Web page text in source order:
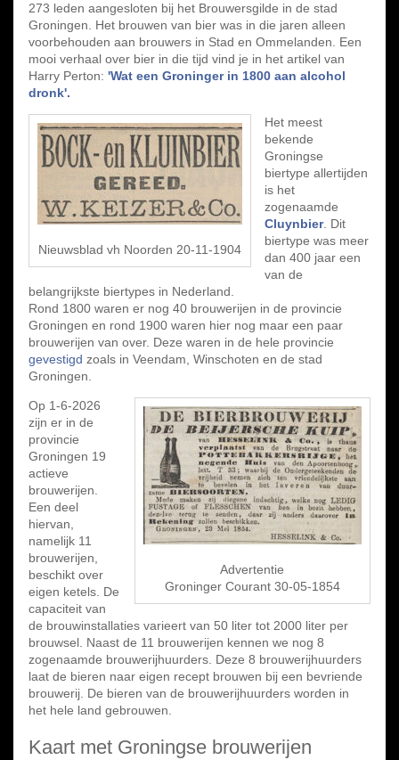
273 leden aangesloten bij het Brouwersgilde in de stad
Groningen. Het brouwen van bier was in die jaren alleen
voorbehouden aan brouwers in Stad en Ommelanden. Een
mooi verhaal over bier in die tijd vind je in het artikel van
Harry Perton:'Wat een Groninger in 1800 aan alcohol
dronk'.
Nieuwsblad vh Noorden 20-11-1904
Het meest
bekende
Groningse
biertype allertijden
is het
zogenaamde
Cluynbier. Dit
biertype was meer
dan 400 jaar een
van de
belangrijkste biertypes in Nederland.
Rond 1800 waren er nog 40 brouwerijen in de provincie
Groningen en rond 1900 waren hier nog maar een paar
brouwerijen van over. Deze waren in de hele provincie
gevestigd zoals in Veendam, Winschoten en de stad
Groningen.
Advertentie
Groninger Courant 30-05-1854
Op 1-6-2026
zijn er in de
provincie
Groningen 19
actieve
brouwerijen.
Een deel
hiervan,
namelijk 11
brouwerijen,
beschikt over
eigen ketels. De
capaciteit van
de brouwinstallaties varieert van 50 liter tot 2000 liter per
brouwsel. Naast de 11 brouwerijen kennen we nog 8
zogenaamde brouwerijhuurders. Deze 8 brouwerijhuurders
laat de bieren naar eigen recept brouwen bij een bevriende
brouwerij. De bieren van de brouwerijhuurders worden in
het hele land gebrouwen.
Kaart met Groningse brouwerijen